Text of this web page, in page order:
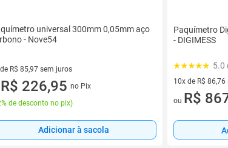
universal 300mm 0,05mm aço
- Nove54
R$ 85,97 sem juros
de R$ 85,97 sem juros
R$ 226,95 no Pix
de desconto no pix)
Adicionar à sacola
Paquímetro
- DIGIMESS
5.0
10x de R$
10 vez de R$
ou R$